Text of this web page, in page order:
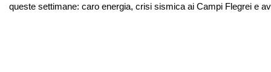
queste settimane: caro energia, crisi sismica ai Campi Flegrei e